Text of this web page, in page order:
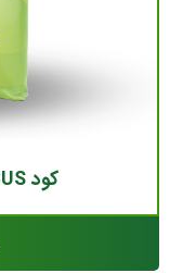
کود FOCUS فوکوس ۲۰-۲۰-۲۰